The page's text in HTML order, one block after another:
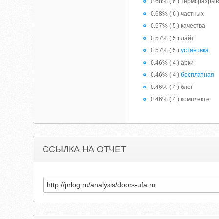
0.68% ( 6 )
0.68% ( 6 ) частных
0.57% ( 5 ) качества
0.57% ( 5 ) лайт
0.57% ( 5 )установка
0.46% ( 4 ) арки
0.46% ( 4 )бесплатная
0.46% ( 4 ) блог
0.46% ( 4 ) комплекте
ССЫЛКА НА ОТЧЕТ